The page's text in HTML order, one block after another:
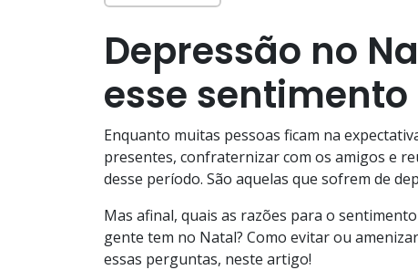
Depressão no
esse sentimento
Enquanto muitas pessoas ficam na
presentes, confraternizar com os amigos e
desse período. São aquelas que sofrem de
Mas afinal, quais as razões para o
gente tem no Natal? Como evitar ou
essas perguntas, neste artigo!